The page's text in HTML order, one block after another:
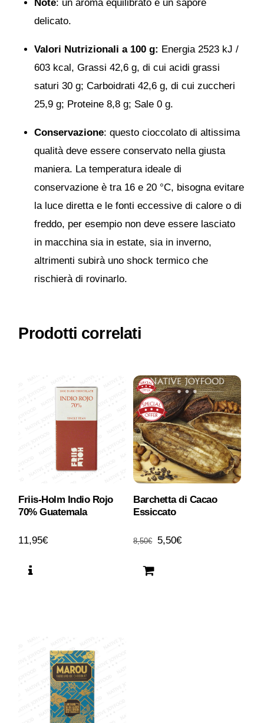
Note: un aroma equilibrato e un sapore
delicato.
Valori Nutrizionali a 100 g: Energia 2523 kJ /
603 kcal, Grassi 42,6 g, di cui acidi grassi
saturi 30 g; Carboidrati 42,6 g, di cui zuccheri
25,9 g; Proteine 8,8 g; Sale 0 g.
Conservazione: questo cioccolato di altissima
qualità deve essere conservato nella giusta
maniera. La temperatura ideale di
conservazione è tra 16 e 20 °C, bisogna evitare
la luce diretta e le fonti eccessive di calore o di
freddo, per esempio non deve essere lasciato
in macchina sia in estate, sia in inverno,
altrimenti subirà uno shock termico che
rischierà di rovinarlo.
Prodotti correlati
Friis-Holm Indio Rojo
70% Guatemala
11,95€
IN
OF
FE
RT
A!
Barchetta di Cacao
Essiccato
8,50€
Il
5,50€Il